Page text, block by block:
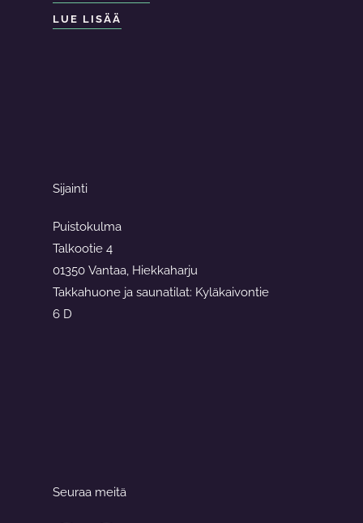
LUE LISÄÄ
Sijainti
Puistokulma
Talkootie 4
01350 Vantaa, Hiekkaharju
Takkahuone ja saunatilat: Kyläkaivontie
6 D
Seuraa meitä